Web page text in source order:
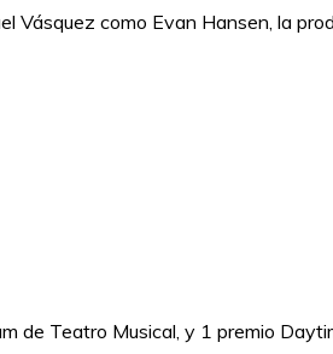
como Evan Hansen, la
de Teatro Musical, y 1 premio